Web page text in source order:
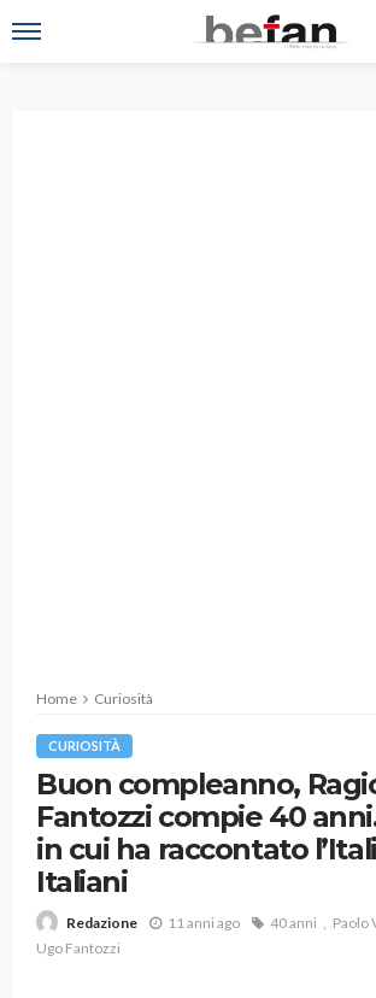
Home Curiosità
CURIOSITÀ
Buon compleanno,
Fantozzi compie 40
in cui ha raccontato
Italiani
Redazione 11 anni ago 40 anni
Paolo
Ugo Fantozzi